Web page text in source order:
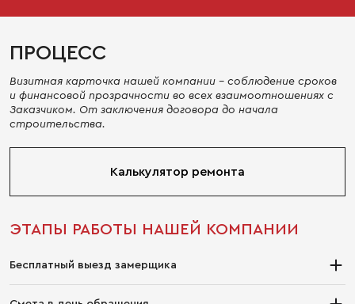
ПРОЦЕСС
Визитная карточка нашей компании - соблюдение сроков
и финансовой прозрачности во всех взаимоотношениях с
Заказчиком. От заключения договора до начала
строительства.
Калькулятор ремонта
ЭТАПЫ РАБОТЫ НАШЕЙ КОМПАНИИ
Бесплатный выезд замерщика